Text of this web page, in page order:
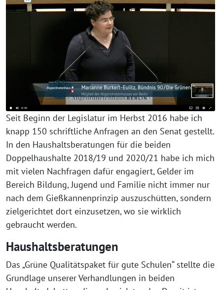
Seit Beginn der Legislatur im Herbst 2016 habe ich
knapp 150 schriftliche Anfragen an den Senat gestellt.
In den Haushaltsberatungen für die beiden
Doppelhaushalte 2018/19 und 2020/21 habe ich mich
mit vielen Nachfragen dafür engagiert, Gelder im
Bereich Bildung, Jugend und Familie nicht immer nur
nach dem Gießkannenprinzip auszuschütten, sondern
zielgerichtet dort einzusetzen, wo sie wirklich
gebraucht werden.
Haushaltsberatungen
Das „Grüne Qualitätspaket für gute Schulen“ stellte die
Grundlage unserer Verhandlungen in beiden